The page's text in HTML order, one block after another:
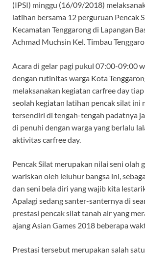
(IPSI) minggu (16/09/2018)
latihan bersama 12 perguruan Pencak
Kecamatan Tenggarong di Lapangan
Achmad Muchsin Kel. Timbau
Acara di gelar pagi pukul 07:00-09:00
dengan rutinitas warga Kota
melaksanakan kegiatan carfree day tiap
seolah kegiatan latihan pencak silat ini
tersendiri di tengah-tengah padatnya
di penuhi dengan warga yang berlalu
aktivitas carfree day.
Pencak Silat merupakan nilai seni olah
wariskan oleh leluhur bangsa ini,
dan seni bela diri yang wajib kita
Apalagi sedang santer-santernya di
prestasi pencak silat tanah air yang
ajang Asian Games 2018 beberapa
Prestasi tersebut merupakan salah